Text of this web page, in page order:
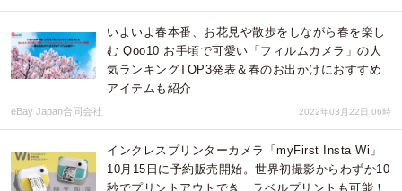
いよいよ春本番、お花見や散歩をしながら春を楽し
む Qoo10 お手頃で可愛い「フィルムカメラ」の人
気ランキングTOP3発表＆春のお出かけにおすすめ
アイテムも紹介
eBay Japan合同会社 2022年03月22日 06時
インクレスプリンターカメラ「myFirst Insta Wi」
10月15日に予約販売開始。世界初撮影からわずか10
秒でプリントアウトでき、ラベルプリントも可能！